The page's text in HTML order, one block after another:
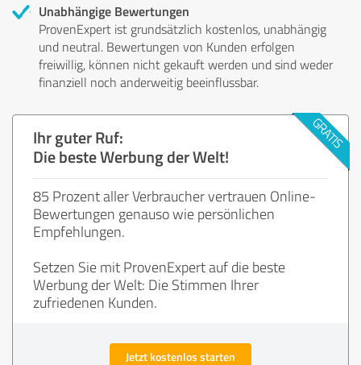
Unabhängige Bewertungen
ProvenExpert ist grundsätzlich kostenlos, unabhängig
und neutral. Bewertungen von Kunden erfolgen
freiwillig, können nicht gekauft werden und sind weder
finanziell noch anderweitig beeinflussbar.
Ihr guter Ruf:
Die beste Werbung der Welt!
85 Prozent aller Verbraucher vertrauen Online-
Bewertungen genauso wie persönlichen
Empfehlungen.
Setzen Sie mit ProvenExpert auf die beste
Werbung der Welt: Die Stimmen Ihrer
zufriedenen Kunden.
Jetzt kostenlos starten